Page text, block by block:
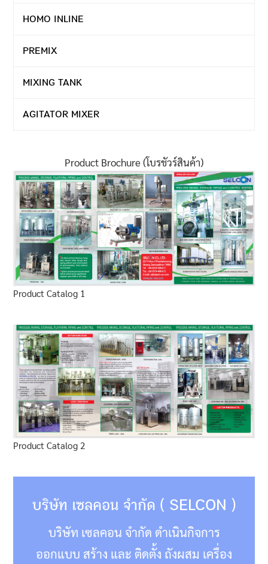
HOMO INLINE
PREMIX
MIXING TANK
AGITATOR MIXER
Product Brochure (โบรชัวร์สินค้า)
Product Catalog 1
Product Catalog 2
บริษัท เซลคอน จำกัด ( SELCON )
บริษัท เซลคอน จำกัด ดำเนินกิจการ
ออกแบบ สร้าง และ ติดตั้ง ถังผสม เครื่อง